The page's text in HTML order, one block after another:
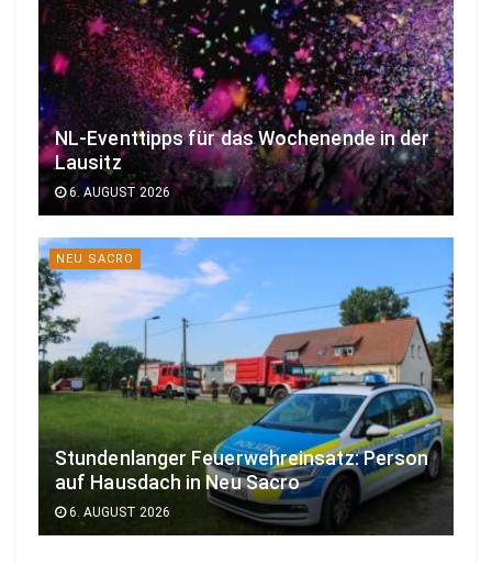
NL-Eventtipps für das Wochenende in der
Lausitz
6. AUGUST 2026
NEU SACRO
Stundenlanger Feuerwehreinsatz: Person
auf Hausdach in Neu Sacro
6. AUGUST 2026